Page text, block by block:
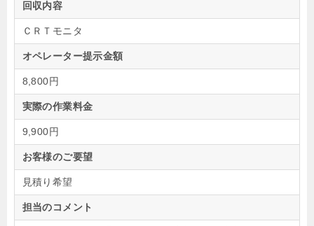
回収内容
ＣＲＴモニタ
オペレーター提示金額
8,800円
実際の作業料金
9,900円
お客様のご要望
見積り希望
担当のコメント